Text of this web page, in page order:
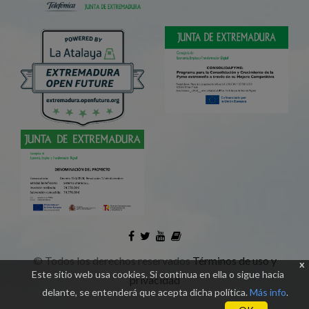
©Todos los derechos reservadosTérminos de uso y
privacidad
x
Este sitio web usa cookies. Si continua en ella o sigue hacia
delante, se entenderá que acepta dicha política.Más info.